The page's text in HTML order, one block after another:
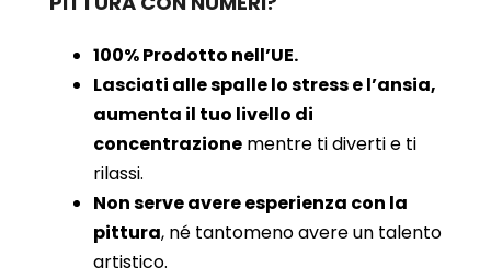
100% Prodotto nell’UE.
Lasciati alle spalle lo stress e l’ansia,
aumenta il tuo livello di
concentrazione mentre ti diverti e ti
rilassi.
Non serve avere esperienza con la
pittura, né tantomeno avere un talento
artistico.